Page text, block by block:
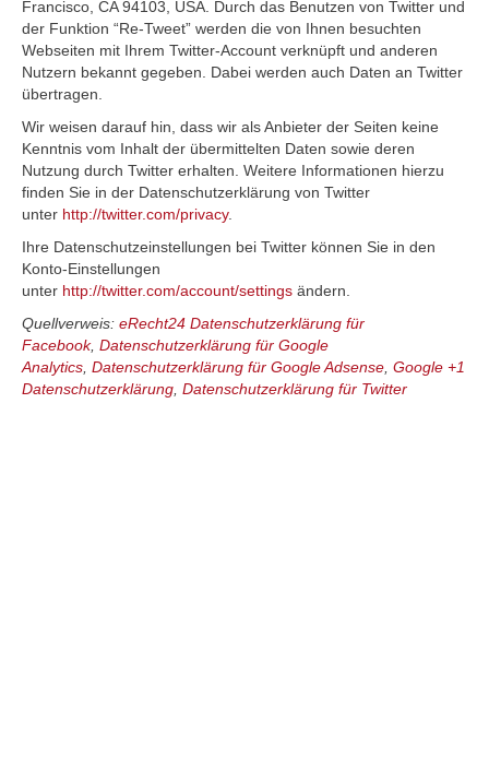
Francisco, CA 94103, USA. Durch das Benutzen von Twitter und
der Funktion “Re-Tweet” werden die von Ihnen besuchten
Webseiten mit Ihrem Twitter-Account verknüpft und anderen
Nutzern bekannt gegeben. Dabei werden auch Daten an Twitter
übertragen.
Wir weisen darauf hin, dass wir als Anbieter der Seiten keine
Kenntnis vom Inhalt der übermittelten Daten sowie deren
Nutzung durch Twitter erhalten. Weitere Informationen hierzu
finden Sie in der Datenschutzerklärung von Twitter
unter http://twitter.com/privacy.
Ihre Datenschutzeinstellungen bei Twitter können Sie in den
Konto-Einstellungen
unter http://twitter.com/account/settings ändern.
Quellverweis: eRecht24 Datenschutzerklärung für
Facebook, Datenschutzerklärung für Google
Analytics Datenschutzerklärung für Google Adsense Google +1
Datenschutzerklärung Datenschutzerklärung für Twitter